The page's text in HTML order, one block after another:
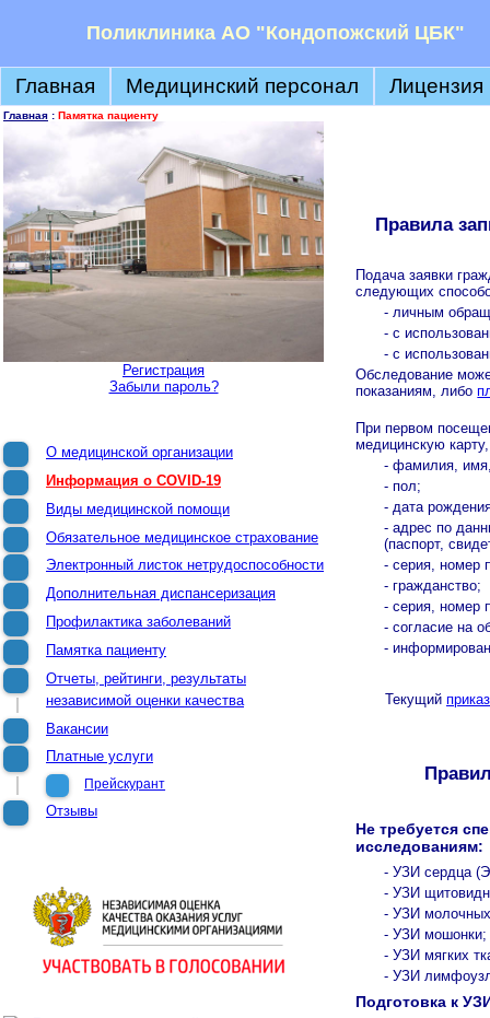
Поликлиника АО "Кондопожский ЦБК"
Главная Медицинский персонал Лицензия
Главная : Памятка пациенту
Регистрация
Забыли пароль?
О медицинской организации
Информация о COVID-19
Виды медицинской помощи
Обязательное медицинское страхование
Электронный листок нетрудоспособности
Дополнительная диспансеризация
Профилактика заболеваний
Памятка пациенту
Отчеты, рейтинги, результаты
независимой оценки качества
Вакансии
Платные услуги
Прейскурант
Отзывы
Правила
Подача заявки
следующих
- личным
- с
- с
Обследование
показаниям, либо
При первом
медицинскую
- фамилия,
- пол;
- дата
- адрес по
(паспорт,
- серия, номер
- гражданство;
- серия, номер
- согласие на
-
Текущий приказ
Не требуется
исследованиям:
- УЗИ сердца
- УЗИ
- УЗИ
- УЗИ мошонки;
- УЗИ мягких
- УЗИ
Подготовка к